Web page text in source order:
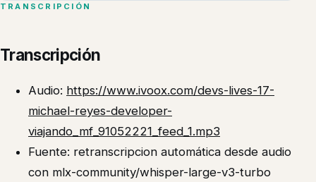
TRANSCRIPCIÓN
Transcripción
Audio: https://www.ivoox.com/devs-lives-17-
michael-reyes-developer-
viajando_mf_91052221_feed_1.mp3
Fuente: retranscripcion automática desde audio
con mlx-community/whisper-large-v3-turbo